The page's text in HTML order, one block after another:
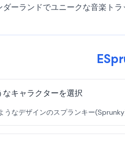
ダーランドでユニークな音楽ト
なキャラクターを選択
うなデザインのスプランキー